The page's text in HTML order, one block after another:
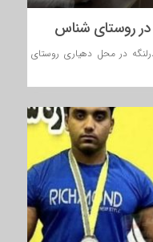
در روستای شناس
در محل دهیاری روستای